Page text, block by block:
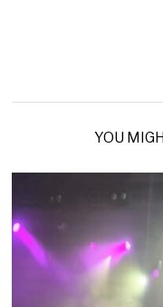
YOU